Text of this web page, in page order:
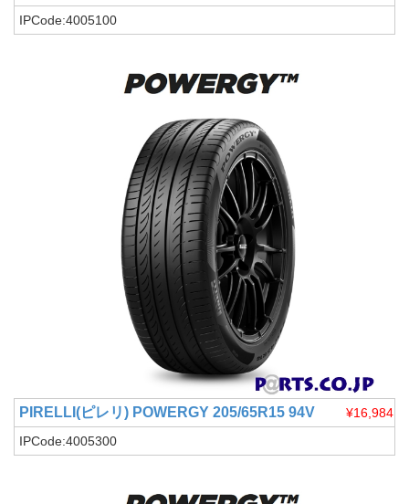
IPCode:4005100
PIRELLI(ピレリ) POWERGY 205/65R15 94V
¥16,984
IPCode:4005300